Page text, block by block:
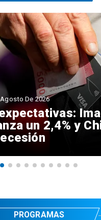
un 2,4% y
De 2026
PROGRAMAS